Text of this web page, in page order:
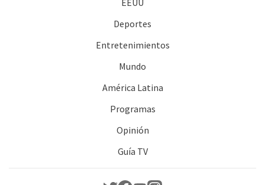
EEUU
Deportes
Entretenimientos
Mundo
América Latina
Programas
Opinión
Guía TV